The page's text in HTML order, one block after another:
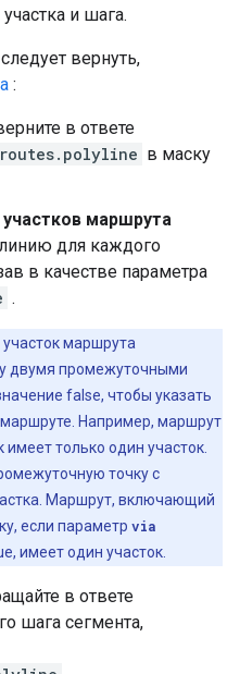
и шага.
вернуть,
:
в ответе
routes.polyline в маску
маршрута
для каждого
в качестве параметра
.
маршрута
двумя промежуточными
false, чтобы указать
Например, маршрут
только один участок.
точку с
Маршрут, включающий
если параметр via
имеет один участок.
в ответе
шага сегмента,